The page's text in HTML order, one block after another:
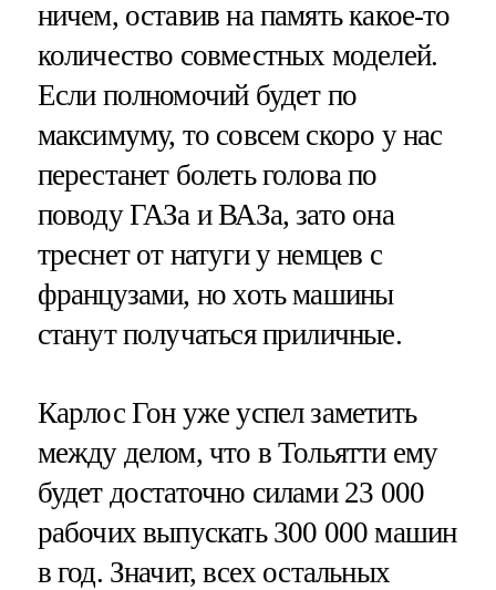
ничем, оставив на память какое-то
количество совместных моделей.
Если полномочий будет по
максимуму, то совсем скоро у нас
перестанет болеть голова по
поводу ГАЗа и ВАЗа, зато она
треснет от натуги у немцев с
французами, но хоть машины
станут получаться приличные.
Карлос Гон уже успел заметить
между делом, что в Тольятти ему
будет достаточно силами 23 000
рабочих выпускать 300 000 машин
в год. Значит, всех остальных